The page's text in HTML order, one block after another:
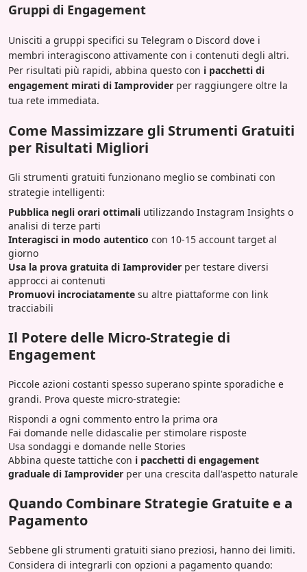
Gruppi di Engagement
Unisciti a gruppi specifici su Telegram o Discord dove i
membri interagiscono attivamente con i contenuti degli altri.
Per risultati più rapidi, abbina questo con i pacchetti di
engagement mirati di Iamprovider per raggiungere oltre la
tua rete immediata.
Come Massimizzare gli Strumenti Gratuiti
per Risultati Migliori
Gli strumenti gratuiti funzionano meglio se combinati con
strategie intelligenti:
Pubblica negli orari ottimali utilizzando Instagram Insights o
analisi di terze parti
Interagisci in modo autentico con 10-15 account target al
giorno
Usa la prova gratuita di Iamprovider per testare diversi
approcci ai contenuti
Promuovi incrociatamente su altre piattaforme con link
tracciabili
Il Potere delle Micro-Strategie di
Engagement
Piccole azioni costanti spesso superano spinte sporadiche e
grandi. Prova queste micro-strategie:
Rispondi a ogni commento entro la prima ora
Fai domande nelle didascalie per stimolare risposte
Usa sondaggi e domande nelle Stories
Abbina queste tattiche con i pacchetti di engagement
graduale di Iamprovider per una crescita dall'aspetto naturale
Quando Combinare Strategie Gratuite e a
Pagamento
Sebbene gli strumenti gratuiti siano preziosi, hanno dei limiti.
Considera di integrarli con opzioni a pagamento quando: